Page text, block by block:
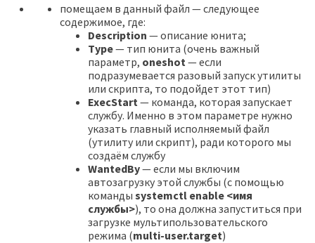
помещаем в данный файл — следующее
содержимое, где:
Description — описание юнита;
Type— тип юнита (очень важный
параметр, oneshot — если
подразумевается разовый запуск утилиты
или скрипта, то подойдет этот тип)
ExecStart — команда, которая запускает
службу. Именно в этом параметре нужно
указать главный исполняемый файл
(утилиту или скрипт), ради которого мы
создаём службу
WantedBy— если мы включим
автозагрузку этой службы (с помощью
команды systemctl enable <имя
службы>), то она должна запуститься при
загрузке мультипользовательского
режима (multi-user.target)